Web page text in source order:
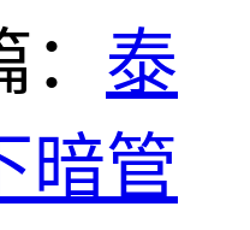
泰
暗管